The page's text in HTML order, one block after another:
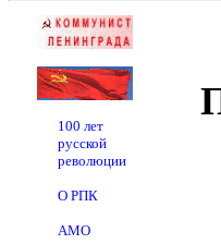
100 лет
русской
революции
О РПК
АМО